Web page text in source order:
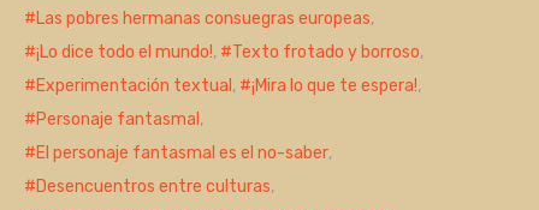
Las pobres hermanas consuegras europeas,
¡Lo dice todo el mundo!, Texto frotado y borroso,
Experimentación textual, ¡Mira lo que te espera!,
Personaje fantasmal,
El personaje fantasmal es el no-saber,
Desencuentros entre culturas,